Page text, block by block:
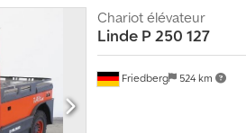
Friedberg 524 km
Chariot élévateur
Linde P 250 127